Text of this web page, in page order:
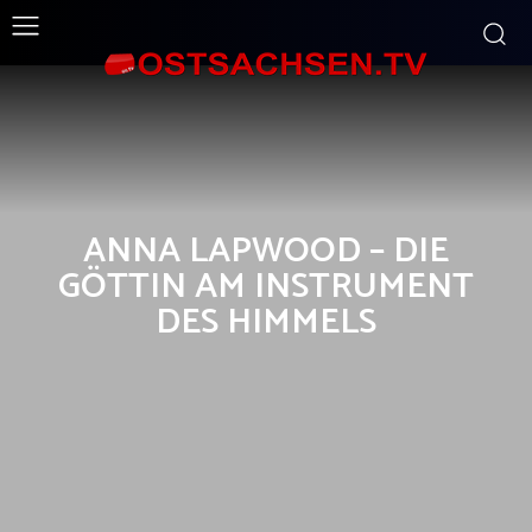
ANNA LAPWOOD – DIE
GÖTTIN AM INSTRUMENT
DES HIMMELS